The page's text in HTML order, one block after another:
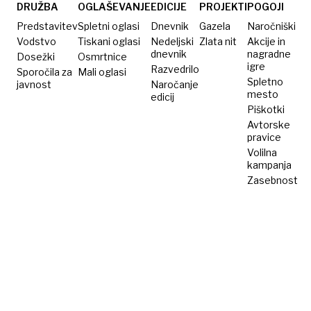
potopili
prvi
element
predora
Fehmarnbelt
DRUŽBA
Predstavitev
Vodstvo
Dosežki
Sporočila za
javnost
OGLAŠEVANJE
Spletni oglasi
Tiskani oglasi
Osmrtnice
Mali oglasi
EDICIJE
Dnevnik
Nedeljski
dnevnik
Razvedrilo
Naročanje
edicij
PROJEKTI
Gazela
Zlata nit
POGOJI
Naročniški
Akcije in
nagradne
igre
Spletno
mesto
Piškotki
Avtorske
pravice
Volilna
kampanja
Zasebnost